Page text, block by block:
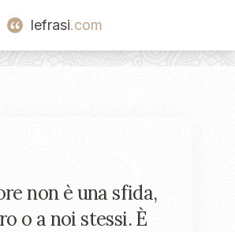
lefrasi.com
non è una sfida,
o a noi stessi. È